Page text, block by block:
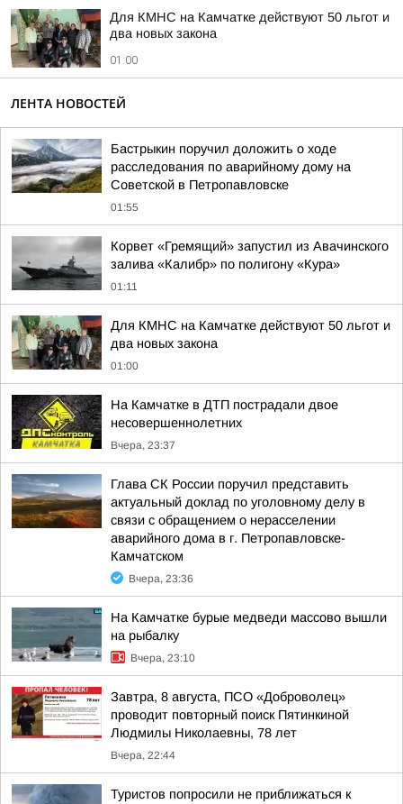
Для КМНС на Камчатке действуют 50 льгот и
два новых закона
01:00
ЛЕНТА НОВОСТЕЙ
Бастрыкин поручил доложить о ходе
расследования по аварийному дому на
Советской в Петропавловске
01:55
Корвет «Гремящий» запустил из Авачинского
залива «Калибр» по полигону «Кура»
01:11
Для КМНС на Камчатке действуют 50 льгот и
два новых закона
01:00
На Камчатке в ДТП пострадали двое
несовершеннолетних
Вчера, 23:37
Глава СК России поручил представить
актуальный доклад по уголовному делу в
связи с обращением о нерасселении
аварийного дома в г. Петропавловске-
Камчатском
Вчера, 23:36
На Камчатке бурые медведи массово вышли
на рыбалку
Вчера, 23:10
Завтра, 8 августа, ПСО «Доброволец»
проводит повторный поиск Пятинкиной
Людмилы Николаевны, 78 лет
Вчера, 22:44
Туристов попросили не приближаться к